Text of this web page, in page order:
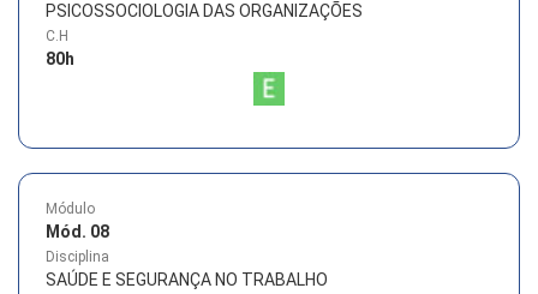
PSICOSSOCIOLOGIA DAS ORGANIZAÇÕES
C.H
80h
Módulo
Mód. 08
Disciplina
SAÚDE E SEGURANÇA NO TRABALHO